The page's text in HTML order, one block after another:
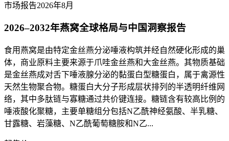
市场报告2026年8月
2026–2032年燕窝全球格局与中国洞察报告
食用燕窝是由特定金丝燕分泌唾液构筑并经自然硬化形成的巢
体，商业原料主要来源于爪哇金丝燕和大金丝燕。其物质基础
是金丝燕成对舌下唾液腺分泌的黏蛋白型糖蛋白，属于禽源性
天然生物聚合物。糖蛋白大分子形成层状排列的半透明纤维网
络，其中多肽链与寡糖通过共价键连接。糖链含有较高比例的
唾液酸化聚糖，主要单糖组分包括N乙酰神经氨酸、半乳糖、
甘露糖、岩藻糖、N乙酰葡萄糖胺和N乙...